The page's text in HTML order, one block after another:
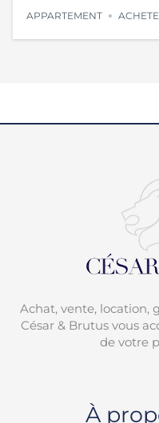
APPARTEMENT
Achat, vente, location,
César & Brutus vous
de votre
À